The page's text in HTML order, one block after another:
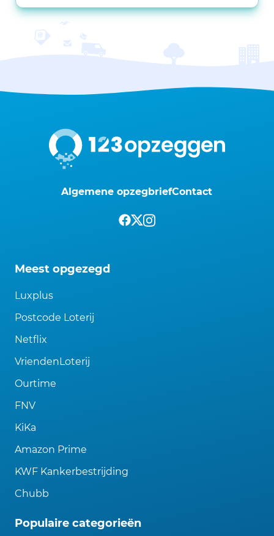
Algemene opzegbriefContact
Meest opgezegd
Luxplus
Postcode Loterij
Netflix
VriendenLoterij
Ourtime
FNV
KiKa
Amazon Prime
KWF Kankerbestrijding
Chubb
Populaire categorieën